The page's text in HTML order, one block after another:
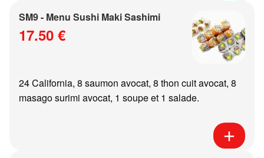
SM9 - Menu Sushi Maki Sashimi
17.50 €
24 California, 8 saumon avocat, 8 thon cuit avocat, 8
masago surimi avocat, 1 soupe et 1 salade.